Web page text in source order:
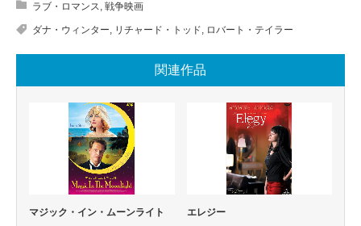
ラブ・ロマンス, 戦争映画
ダナ・ウィンター, リチャード・トッド, ロバート・テイラー
関連作品
マジック・イン・ムーンライト エレジー